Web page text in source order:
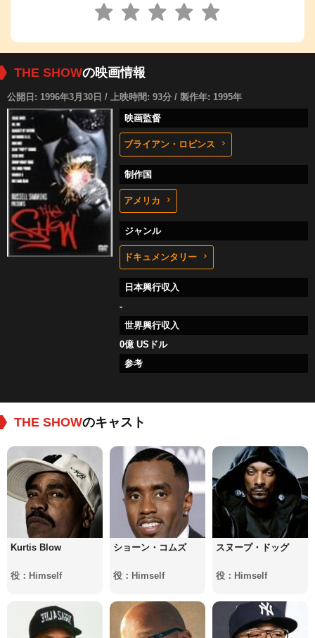
THE SHOWの映画情報
公開日: 1996年3月30日 / 上映時間: 93分 / 製作年: 1995年
映画監督
ブライアン・ロビンス
制作国
アメリカ
ジャンル
ドキュメンタリー
日本興行収入
-
世界興行収入
0億 USドル
参考
THE SHOWのキャスト
Kurtis Blow
役：Himself
ショーン・コムズ
役：Himself
スヌープ・ドッグ
役：Himself